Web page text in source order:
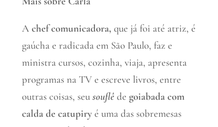
A chef comunicadora, que já foi até atriz, é
gaúcha e radicada em São Paulo, faz e
ministra cursos, cozinha, viaja, apresenta
programas na TV e escreve livros, entre
outras coisas, seu souflêde goiabada com
calda de catupiryé uma das sobremesas